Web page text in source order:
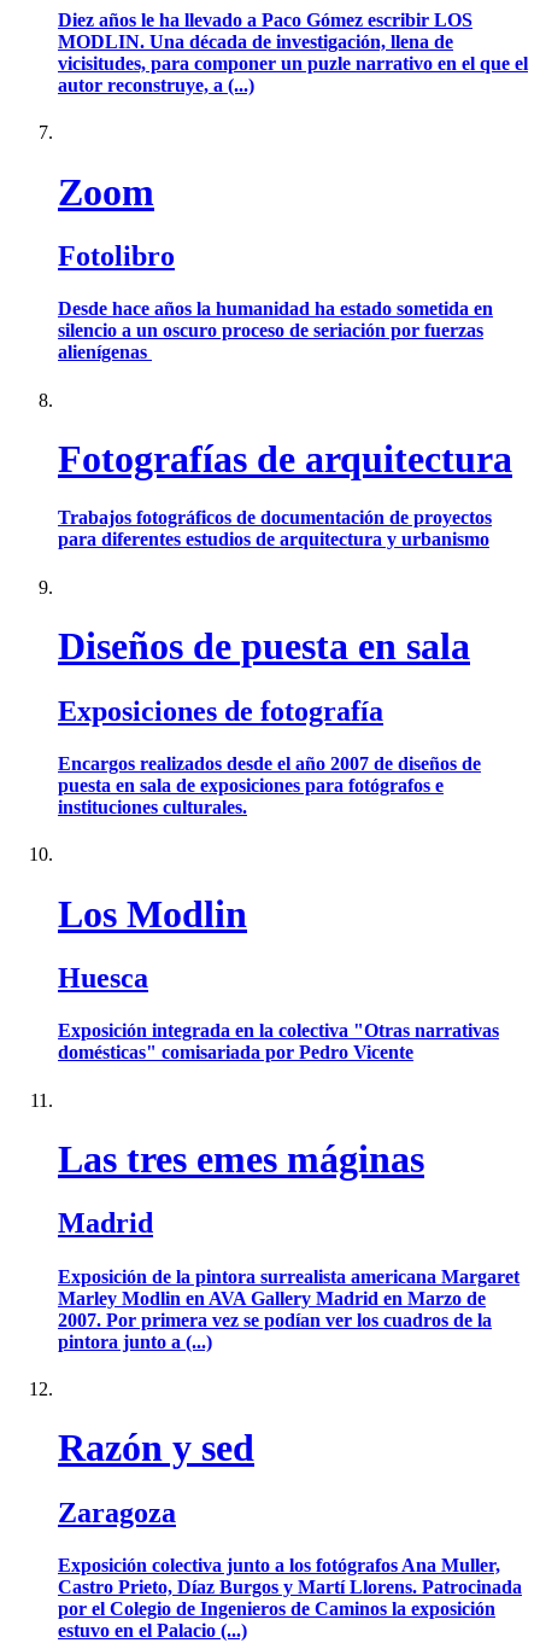
Diez años le ha llevado a Paco Gómez escribir LOS
MODLIN. Una década de investigación, llena de
vicisitudes, para componer un puzle narrativo en el que el
autor reconstruye, a (...)
Zoom
Fotolibro
Desde hace años la humanidad ha estado sometida en
silencio a un oscuro proceso de seriación por fuerzas
alienígenas
Fotografías de arquitectura
Trabajos fotográficos de documentación de proyectos
para diferentes estudios de arquitectura y urbanismo
Diseños de puesta en sala
Exposiciones de fotografía
Encargos realizados desde el año 2007 de diseños de
puesta en sala de exposiciones para fotógrafos e
instituciones culturales.
Los Modlin
Huesca
Exposición integrada en la colectiva "Otras narrativas
domésticas" comisariada por Pedro Vicente
Las tres emes máginas
Madrid
Exposición de la pintora surrealista americana Margaret
Marley Modlin en AVA Gallery Madrid en Marzo de
2007. Por primera vez se podían ver los cuadros de la
pintora junto a (...)
Razón y sed
Zaragoza
Exposición colectiva junto a los fotógrafos Ana Muller,
Castro Prieto, Díaz Burgos y Martí Llorens. Patrocinada
por el Colegio de Ingenieros de Caminos la exposición
estuvo en el Palacio (...)